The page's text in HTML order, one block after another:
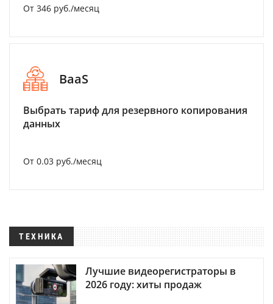
От 346 руб./месяц
BaaS
Выбрать тариф для резервного копирования
данных
От 0.03 руб./месяц
ТЕХНИКА
Лучшие видеорегистраторы в
2026 году: хиты продаж